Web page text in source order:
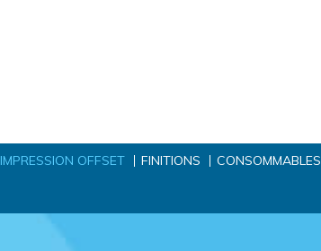
IMPRESSION OFFSET FINITIONS CONSOMMABLES